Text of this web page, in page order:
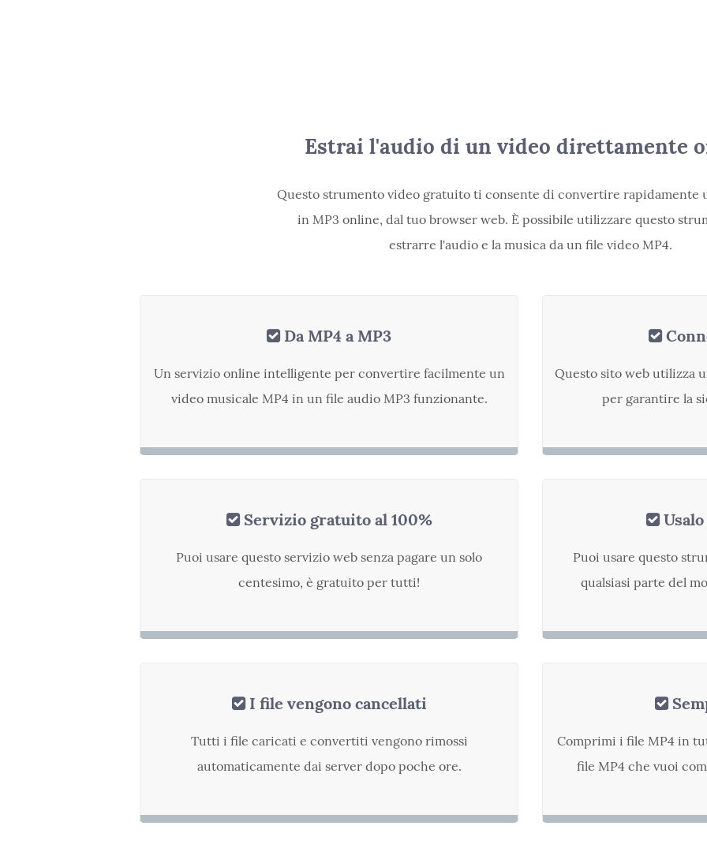
Estrai l'audio di un video direttamente
Questo strumento video gratuito ti consente di convertire rapidamente
in MP3 online, dal tuo browser web. È possibile utilizzare questo
estrarre l'audio e la musica da un file video MP4.
Da MP4 a MP3
Un servizio online intelligente per convertire facilmente un
video musicale MP4 in un file audio MP3 funzionante.
Questo sito web utilizza
per garantire la
Servizio gratuito al 100%
Puoi usare questo servizio web senza pagare un solo
centesimo, è gratuito per tutti!
Puoi usare questo
qualsiasi parte del
I file vengono cancellati
Tutti i file caricati e convertiti vengono rimossi
automaticamente dai server dopo poche ore.
Comprimi i file MP4 in
file MP4 che vuoi